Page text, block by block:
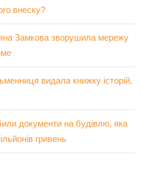
внеску?
Замкова зворушила мережу
видала книжку історій,
документи на будівлю, яка
гривень